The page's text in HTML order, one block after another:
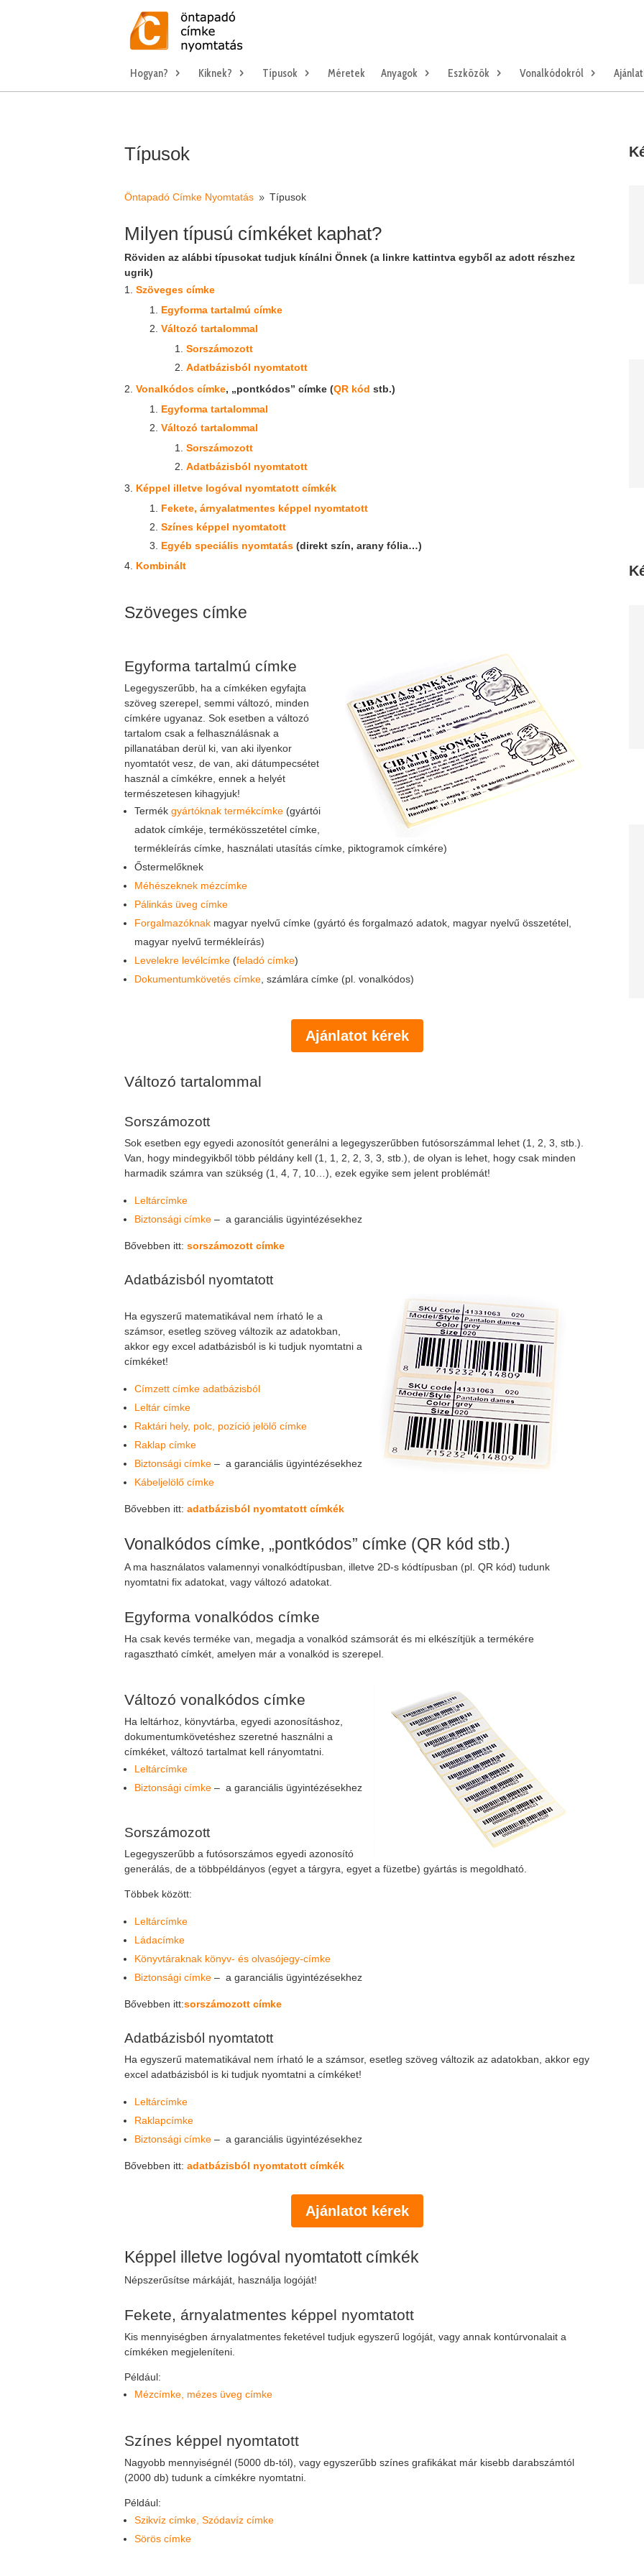
Hogyan? Kiknek? Típusok Méretek Anyagok Eszközök Vonalkódokról
Típusok
Öntapadó Címke Nyomtatás 9 Típusok
Milyen típusú címkéket kaphat?
Röviden az alábbi típusokat tudjuk kínálni Önnek (a linkre kattintva egyből az adott részhez
ugrik)
Szöveges címke
Egyforma tartalmú címke
Változó tartalommal
Sorszámozott
Adatbázisból nyomtatott
Vonalkódos címke, „pontkódos” címke (QR kód stb.)
Egyforma tartalommal
Változó tartalommal
Sorszámozott
Adatbázisból nyomtatott
Képpel illetve logóval nyomtatott címkék
Fekete, árnyalatmentes képpel nyomtatott
Színes képpel nyomtatott
Egyéb speciális nyomtatás (direkt szín, arany fólia…)
Kombinált
Szöveges címke
Egyforma tartalmú címke
Legegyszerűbb, ha a címkéken egyfajta
szöveg szerepel, semmi változó, minden
címkére ugyanaz. Sok esetben a változó
tartalom csak a felhasználásnak a
pillanatában derül ki, van aki ilyenkor
nyomtatót vesz, de van, aki dátumpecsétet
használ a címkékre, ennek a helyét
természetesen kihagyjuk!
Termék gyártóknak termékcímke (gyártói
adatok címkéje, termékösszetétel címke,
termékleírás címke, használati utasítás címke, piktogramok címkére)
Őstermelőknek
Méhészeknek mézcímke
Pálinkás üveg címke
Forgalmazóknak magyar nyelvű címke (gyártó és forgalmazó adatok, magyar nyelvű összetétel,
magyar nyelvű termékleírás)
Levelekre levélcímke (feladó címke)
Dokumentumkövetés címke , számlára címke (pl. vonalkódos)
Ajánlatot kérek
Változó tartalommal
Sorszámozott
Sok esetben egy egyedi azonosítót generálni a legegyszerűbben futósorszámmal lehet (1, 2, 3, stb.).
Van, hogy mindegyikből több példány kell (1, 1, 2, 2, 3, 3, stb.), de olyan is lehet, hogy csak minden
harmadik számra van szükség (1, 4, 7, 10…), ezek egyike sem jelent problémát!
Leltárcímke
Biztonsági címke – a garanciális ügyintézésekhez
Bővebben itt: sorszámozott címke
Adatbázisból nyomtatott
Ha egyszerű matematikával nem írható le a
számsor, esetleg szöveg változik az adatokban,
akkor egy excel adatbázisból is ki tudjuk nyomtatni a
címkéket!
Címzett címke adatbázisból
Leltár címke
Raktári hely, polc, pozíció jelölő címke
Raklap címke
Biztonsági címke – a garanciális ügyintézésekhez
Kábeljelölő címke
Bővebben itt: adatbázisból nyomtatott címkék
Vonalkódos címke, „pontkódos” címke (QR kód stb.)
A ma használatos valamennyi vonalkódtípusban, illetve 2D-s kódtípusban (pl. QR kód) tudunk
nyomtatni fix adatokat, vagy változó adatokat.
Egyforma vonalkódos címke
Ha csak kevés terméke van, megadja a vonalkód számsorát és mi elkészítjük a termékére
ragasztható címkét, amelyen már a vonalkód is szerepel.
Változó vonalkódos címke
Ha leltárhoz, könyvtárba, egyedi azonosításhoz,
dokumentumkövetéshez szeretné használni a
címkéket, változó tartalmat kell rányomtatni.
Leltárcímke
Biztonsági címke – a garanciális ügyintézésekhez
Sorszámozott
Legegyszerűbb a futósorszámos egyedi azonosító
generálás, de a többpéldányos (egyet a tárgyra, egyet a füzetbe) gyártás is megoldható.
Többek között:
Leltárcímke
Ládacímke
Könyvtáraknak könyv- és olvasójegy-címke
Biztonsági címke – a garanciális ügyintézésekhez
Bővebben itt:sorszámozott címke
Adatbázisból nyomtatott
Ha egyszerű matematikával nem írható le a számsor, esetleg szöveg változik az adatokban, akkor egy
excel adatbázisból is ki tudjuk nyomtatni a címkéket!
Leltárcímke
Raklapcímke
Biztonsági címke – a garanciális ügyintézésekhez
Bővebben itt: adatbázisból nyomtatott címkék
Ajánlatot kérek
Képpel illetve logóval nyomtatott címkék
Népszerűsítse márkáját, használja logóját!
Fekete, árnyalatmentes képpel nyomtatott
Kis mennyiségben árnyalatmentes feketével tudjuk egyszerű logóját, vagy annak kontúrvonalait a
címkéken megjeleníteni.
Például:
Mézcímke, mézes üveg címke
Színes képpel nyomtatott
Nagyobb mennyiségnél (5000 db-tól), vagy egyszerűbb színes grafikákat már kisebb darabszámtól
(2000 db) tudunk a címkékre nyomtatni.
Például:
Szikvíz címke, Szódavíz címke
Sörös címke